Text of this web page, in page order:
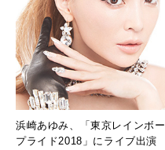
浜崎あゆみ、「東京レインボー
プライド2018」にライブ出演